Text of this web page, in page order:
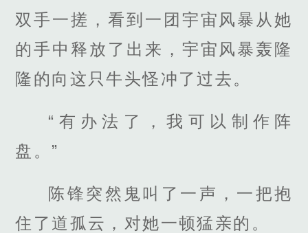
双手一搓，看到一团宇宙风暴从她
的手中释放了出来，宇宙风暴轰隆
隆的向这只牛头怪冲了过去。
“有办法了，我可以制作阵
盘。”
陈锋突然鬼叫了一声，一把抱
住了道孤云，对她一顿猛亲的。